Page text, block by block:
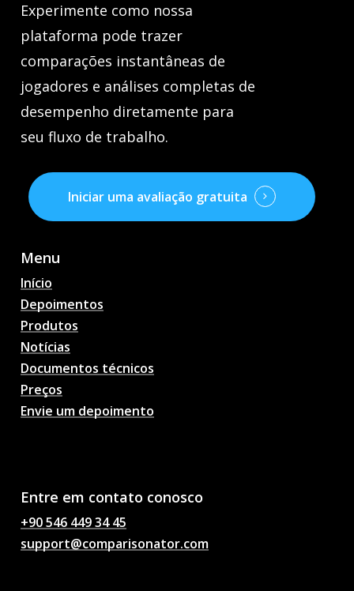
Experimente como nossa
plataforma pode trazer
comparações instantâneas de
jogadores e análises completas de
desempenho diretamente para
seu fluxo de trabalho.
Iniciar uma avaliação gratuita
Menu
Início
Depoimentos
Produtos
Notícias
Documentos técnicos
Preços
Envie um depoimento
Entre em contato conosco
+90 546 449 34 45
support@comparisonator.com